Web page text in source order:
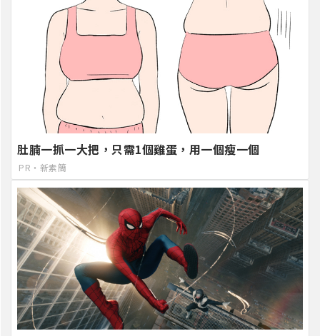
肚腩一抓一大把，只需1個雞蛋，用一個瘦一個
PR・新素簡